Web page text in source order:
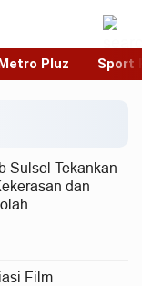
Metro Pluz Sport
Sulsel Tekankan
dan
Film